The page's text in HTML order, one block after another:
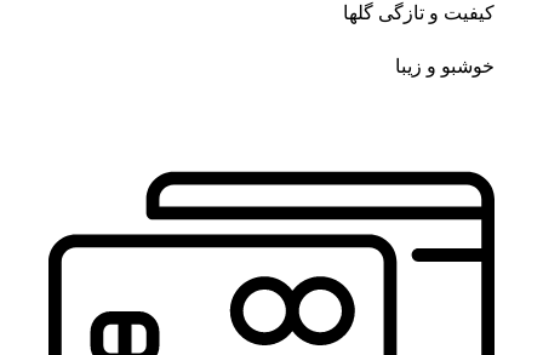
کیفیت و تازگی گلها
خوشبو و زیبا